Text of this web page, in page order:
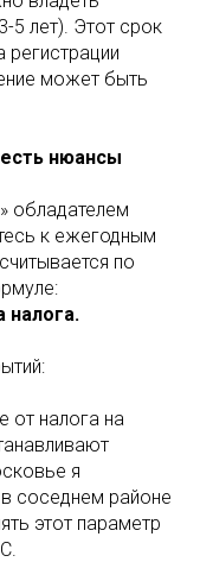
5 лет). Этот срок
регистрации
может быть
есть нюансы
обладателем
к ежегодным
по
налога.
от налога на
я
в соседнем районе
этот параметр